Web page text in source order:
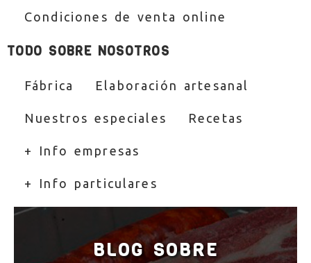
Condiciones de venta online
TODO SOBRE NOSOTROS
Fábrica Elaboración artesanal
Nuestros especiales Recetas
+ Info empresas
+ Info particulares
BLOG SOBRE